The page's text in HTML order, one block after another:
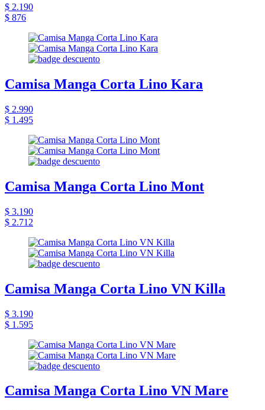
$ 2.190
$ 876
Camisa Manga Corta Lino Kara
$ 2.990
$ 1.495
Camisa Manga Corta Lino Mont
$ 3.190
$ 2.712
Camisa Manga Corta Lino VN Killa
$ 3.190
$ 1.595
Camisa Manga Corta Lino VN Mare